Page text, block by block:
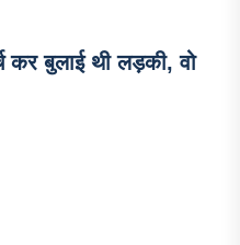
बुलाई थी लड़की, वो